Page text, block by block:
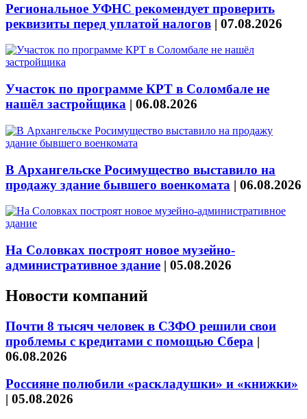
Региональное УФНС рекомендует проверить
реквизиты перед уплатой налогов | 07.08.2026
Участок по программе КРТ в Соломбале не
нашёл застройщика | 06.08.2026
В Архангельске Росимущество выставило на
продажу здание бывшего военкомата | 06.08.2026
На Соловках построят новое музейно-
административное здание | 05.08.2026
Новости компаний
Почти 8 тысяч человек в СЗФО решили свои
проблемы с кредитами с помощью Сбера |
06.08.2026
Россияне полюбили «раскладушки» и «книжки»
| 05.08.2026